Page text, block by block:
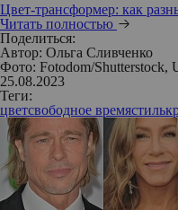
Цвет-трансформер: как
Читать полностью
Поделиться:
Автор: Ольга Сливченко
Фото: Fotodom/Shutterstock,
25.08.2023
Теги:
цветсвободное времястиль